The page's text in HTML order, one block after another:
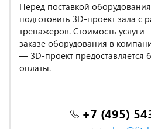
Перед поставкой
подготовить 3D-проект зала с
тренажёров. Стоимость
заказе оборудования в
— 3D-проект предоставляется
оплаты.
+7 (495)